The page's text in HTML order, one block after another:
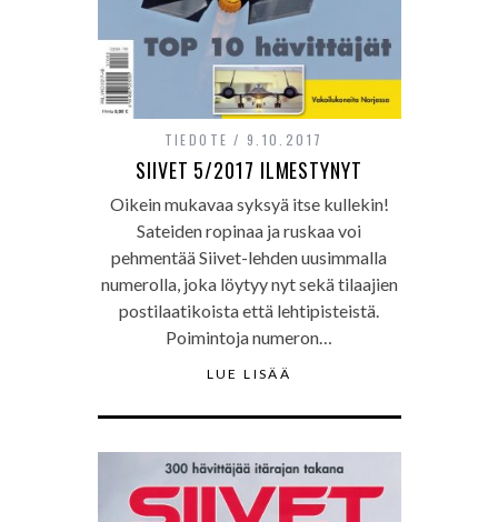
TIEDOTE 9.10.2017
SIIVET 5/2017 ILMESTYNYT
Oikein mukavaa syksyä itse kullekin!
Sateiden ropinaa ja ruskaa voi
pehmentää Siivet-lehden uusimmalla
numerolla, joka löytyy nyt sekä tilaajien
postilaatikoista että lehtipisteistä.
Poimintoja numeron…
LUE LISÄÄ